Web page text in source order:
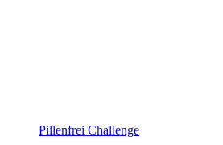
Pillenfrei Challenge